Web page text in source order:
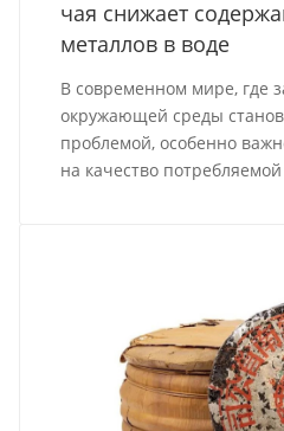
чая снижает
металлов в воде
В современном мире, где
окружающей среды
проблемой, особенно
на качество